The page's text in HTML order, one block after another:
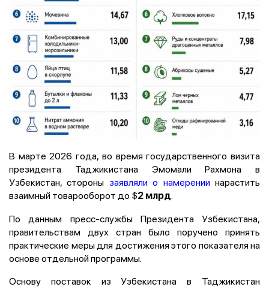
В марте 2026 года, во время государственного визита
президента Таджикистана Эмомали Рахмона в
Узбекистан, стороны заявляли о намерениинарастить
взаимный товарооборот до $2 млрд.
По данным пресс-службы Президента Узбекистана,
правительствам двух стран было поручено принять
практические меры для достижения этого показателя на
основе отдельной программы.
Основу поставок из Узбекистана в Таджикистан